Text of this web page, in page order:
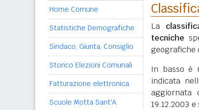
Home Comune
Statistiche Demografiche
Sindaco, Giunta, Consiglio
Storico Elezioni Comunali
Fatturazione elettronica
Scuole Motta Sant'A.
La
tecniche
geografiche
In basso è
indicata
aggiornata
19.12.2003